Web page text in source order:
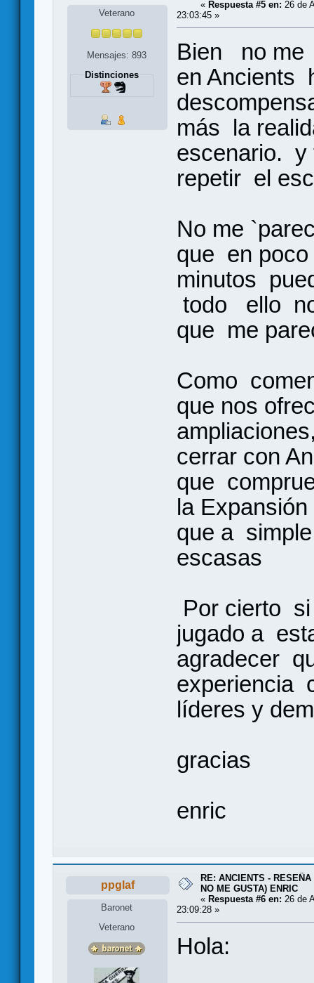
Veterano
Mensajes: 893
Distinciones
« Respuesta #5 en: 26 de
23:03:45 »
Bien no
en Ancients
más la
escenario.
repetir el
No me
que en
minutos
todo ello
que me
Como
que nos
cerrar con
que
la
que a
escasas
Por cierto
jugado a
agradecer
experiencia
líderes y
gracias
enric
ppglaf
Baronet
Veterano
RE: ANCIENTS -
NO ME GUSTA) ENRIC
« Respuesta #6 en: 26 de
23:09:28 »
Hola: